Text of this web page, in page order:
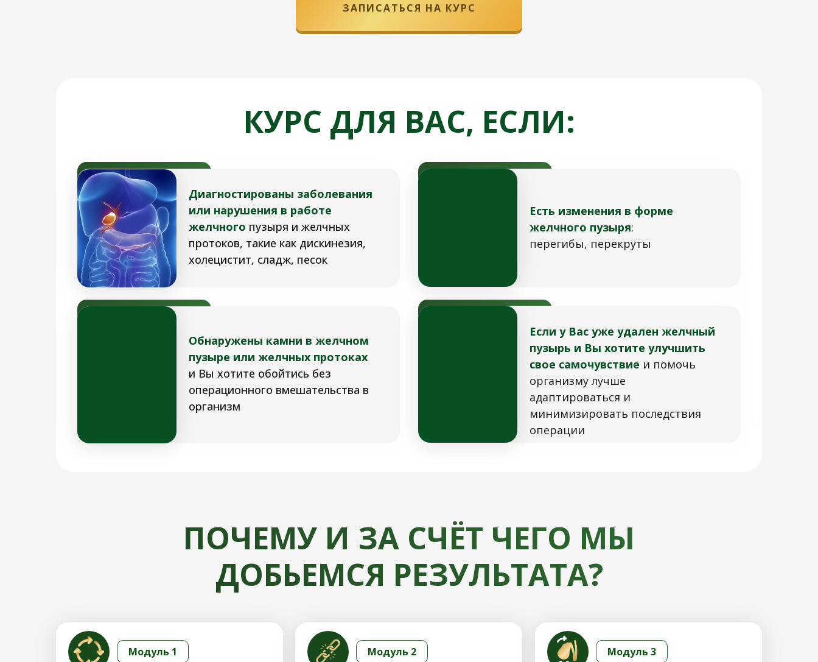
ЗАПИСАТЬСЯ НА КУРС
КУРС ДЛЯ ВАС, ЕСЛИ:
Диагностированы заболевания
или нарушения в работе
желчного пузыря и желчных
протоков, такие как дискинезия,
холецистит, сладж, песок
Есть изменения в форме
желчного пузыря:
перегибы, перекруты
Обнаружены камни в желчном
пузыре или желчных протоках
и Вы хотите обойтись без
операционного вмешательства в
организм
Если у Вас уже удален желчный
пузырь и Вы хотите улучшить
свое самочувствие и помочь
организму лучше
адаптироваться и
минимизировать последствия
операции
Модуль 1 Модуль 2 Модуль 3
ПОЧЕМУ И ЗА СЧЁТ ЧЕГО МЫ
ДОБЬЕМСЯ РЕЗУЛЬТАТА?